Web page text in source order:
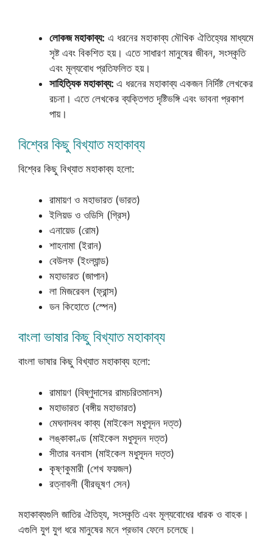
লোকজ মহাকাব্য: এ ধরনের মহাকাব্য মৌখিক ঐতিহ্যের মাধ্যমে
সৃষ্ট এবং বিকশিত হয়। এতে সাধারণ মানুষের জীবন, সংস্কৃতি
এবং মূল্যবোধ প্রতিফলিত হয়।
সাহিত্যিক মহাকাব্য: এ ধরনের মহাকাব্য একজন নির্দিষ্ট লেখকের
রচনা। এতে লেখকের ব্যক্তিগত দৃষ্টিভঙ্গি এবং ভাবনা প্রকাশ
পায়।
বিশ্বের কিছু বিখ্যাত মহাকাব্য
বিশ্বের কিছু বিখ্যাত মহাকাব্য হলো:
রামায়ণ ও মহাভারত (ভারত)
ইলিয়ড ও ওডিসি (গ্রিস)
এনায়েড (রোম)
শাহনামা (ইরান)
বেউলফ (ইংল্যান্ড)
মহাভারত (জাপান)
লা মিজরেবল (ফ্রান্স)
ডন কিহোতে (স্পেন)
বাংলা ভাষার কিছু বিখ্যাত মহাকাব্য
বাংলা ভাষার কিছু বিখ্যাত মহাকাব্য হলো:
রামায়ণ (বিষ্ণুদাসের রামচরিতমানস)
মহাভারত (বঙ্গীয় মহাভারত)
মেঘনাদবধ কাব্য (মাইকেল মধুসূদন দত্ত)
লঙ্কাকাণ্ড (মাইকেল মধুসূদন দত্ত)
সীতার বনবাস (মাইকেল মধুসূদন দত্ত)
কৃষ্ণকুমারী (শেখ ফয়জল)
রত্নাবলী (বীরভূষণ সেন)
মহাকাব্যগুলি জাতির ঐতিহ্য, সংস্কৃতি এবং মূল্যবোধের ধারক ও বাহক।
এগুলি যুগ যুগ ধরে মানুষের মনে প্রভাব ফেলে চলেছে।